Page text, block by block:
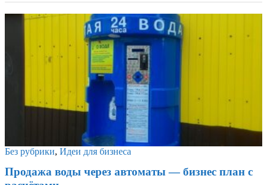
Без рубрики, Идеи для бизнеса
Продажа воды через автоматы — бизнес план с